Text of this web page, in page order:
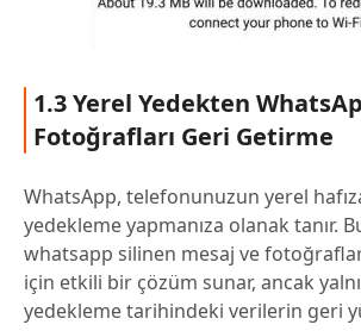
1.3 Yerel Yedekten
Fotoğrafları Geri Getirme
WhatsApp, telefonunuzun yerel
yedekleme yapmanıza olanak tanır.
whatsapp silinen mesaj ve
için etkili bir çözüm sunar, ancak
yedekleme tarihindeki verilerin geri